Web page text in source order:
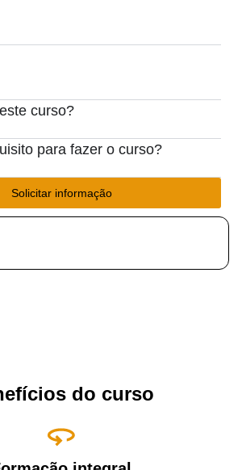
curso?
para fazer o curso?
Solicitar informação
do curso